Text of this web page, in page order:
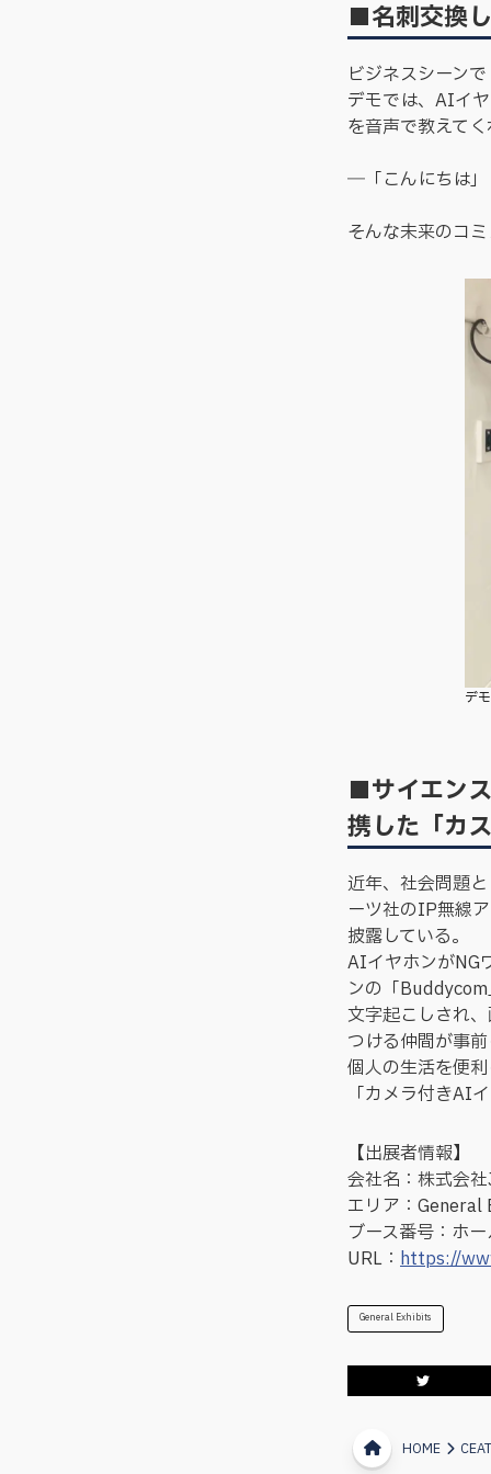
■名刺交換
ビジネスシーン
デモでは、AIイ
を音声で教えて
―「こんにちは」
そんな未来のコ
デ
■サイエン
携した「カ
近年、社会問題
ーツ社のIP無線
披露している。
AIイヤホンがNG
ンの「
文字起こしされ
つける仲間が事
個人の生活を便
「カメラ付きAI
【出展者情報】
会社名：株式会
エリア：General
ブース番号：ホ
URL： https://
General Exhibits
HOME